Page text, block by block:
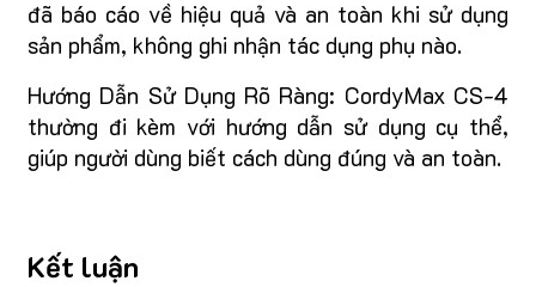
đã báo cáo về hiệu quả và an toàn khi sử dụng
sản phẩm, không ghi nhận tác dụng phụ nào.
Hướng Dẫn Sử Dụng Rõ Ràng: CordyMax CS-4
thường đi kèm với hướng dẫn sử dụng cụ thể,
giúp người dùng biết cách dùng đúng và an toàn.
Kết luận